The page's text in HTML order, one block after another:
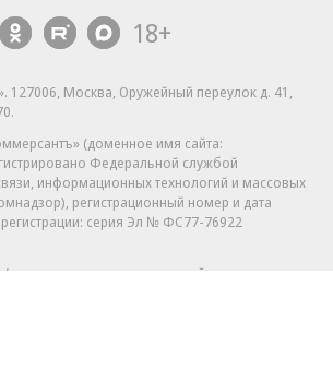
18+
Москва, Оружейный переулок д. 41,
(доменное имя сайта:
Федеральной службой
информационных технологий и массовых
регистрационный номер и дата
серия Эл № ФС77-76922
материалы, новости компаний, материалы